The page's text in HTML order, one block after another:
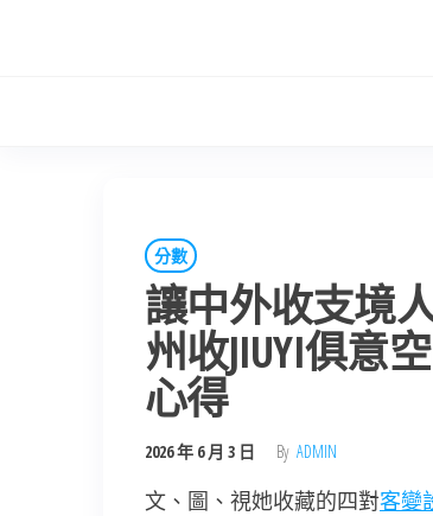
分數
讓中外收支境
州收JIUYI俱意
心得
2026 年 6 月 3 日 By ADMIN
文、圖、視她收藏的四對客變